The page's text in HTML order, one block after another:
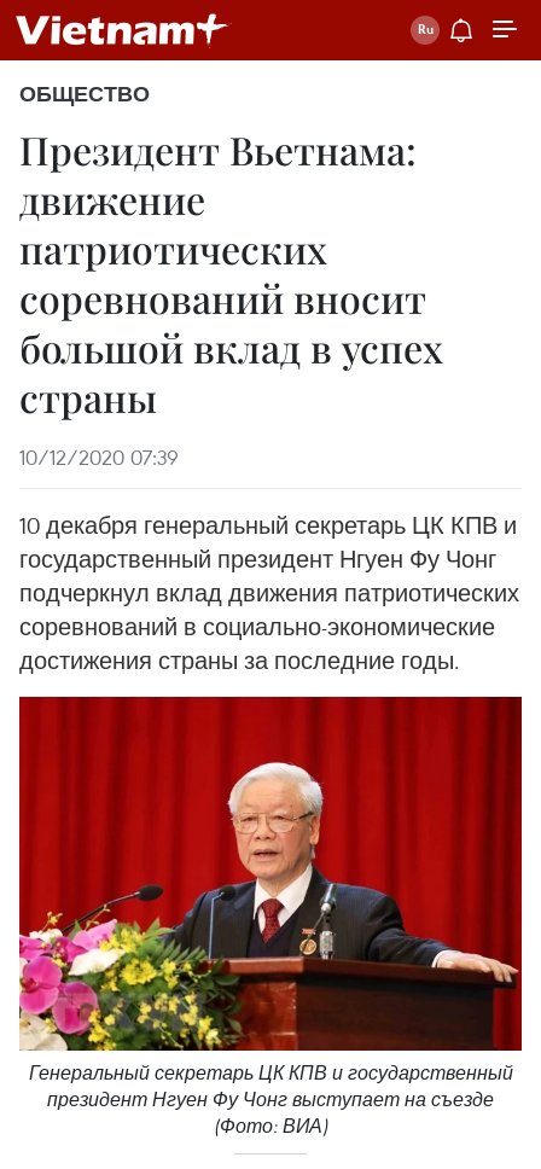
ОБЩЕСТВО
Президент Вьетнама:
движение
патриотических
соревнований вносит
большой вклад в успех
страны
10/12/2020 07:39
10 декабря генеральный секретарь ЦК КПВ и
государственный президент Нгуен Фу Чонг
подчеркнул вклад движения патриотических
соревнований в социально-экономические
достижения страны за последние годы.
Генеральный секретарь ЦК КПВ и государственный
президент Нгуен Фу Чонг выступает на съезде
(Фото: ВИА)